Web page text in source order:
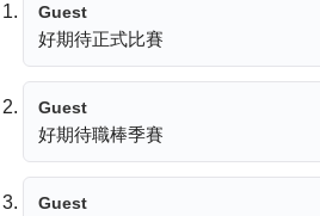
Guest
好期待正式比賽
Guest
好期待職棒季賽
Guest